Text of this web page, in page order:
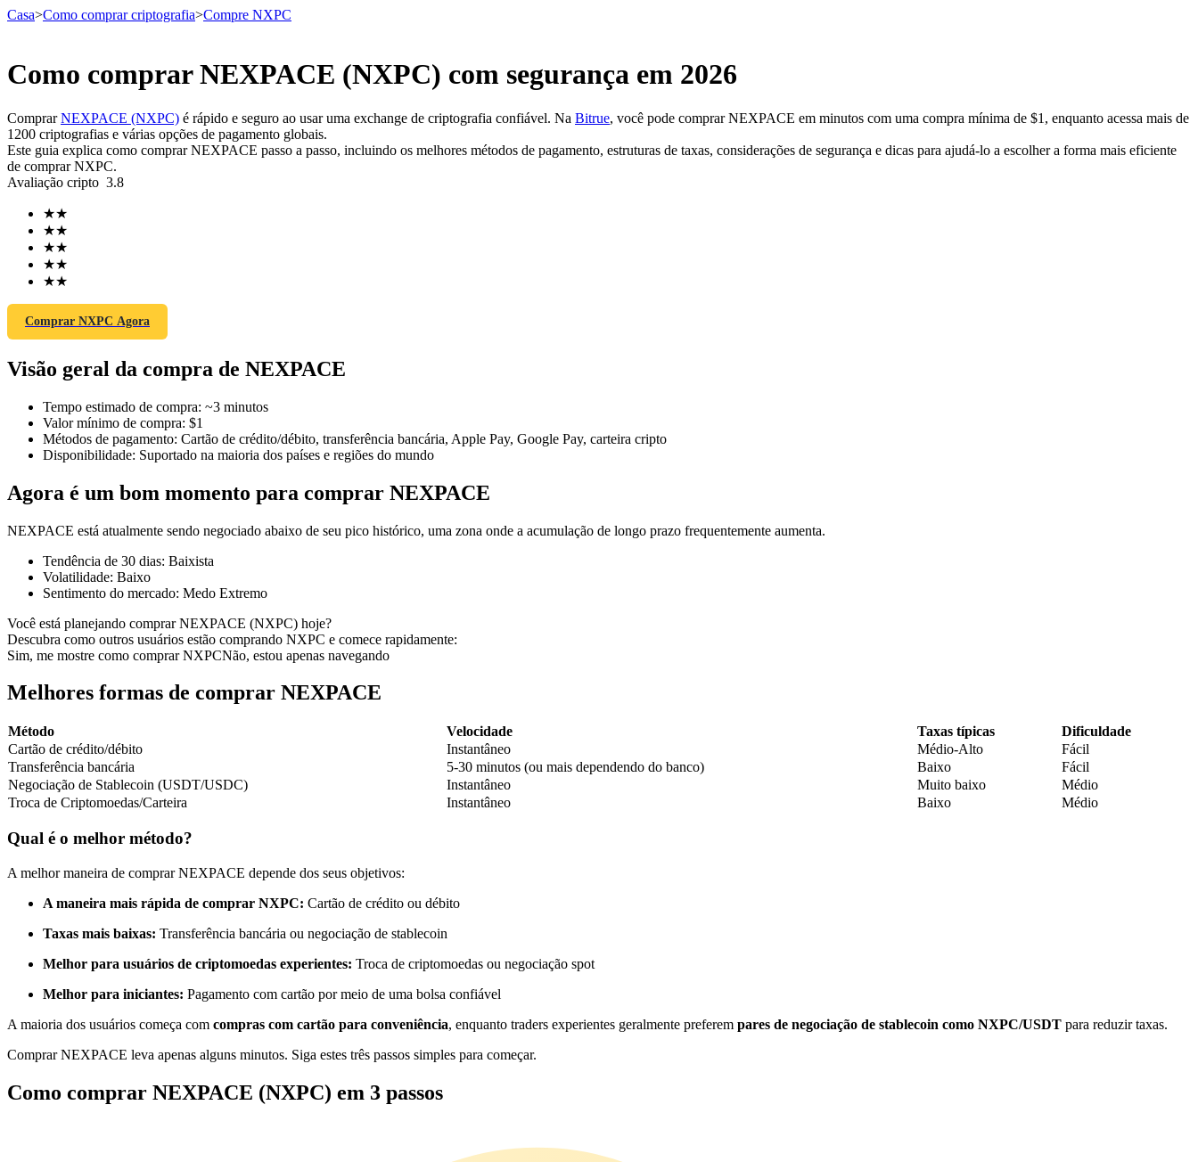
Futuros
Futuros de USDT
TradFi
Futuros de USDC
Copiar Trading
Junte-se aos principais traders
Casa>Como comprar criptografia>Compre NXPC
Como comprar NEXPACE (NXPC) com segurança em 2026
ComprarNEXPACE (NXPC) é rápido e seguro ao usar uma exchange de criptografia confiável. Na Bitrue, você pode comprar NEXPACE em minutos com uma compra mínima de $1, enquanto acessa mais de
1200 criptografias e várias opções de pagamento globais.
Este guia explica como comprar NEXPACE passo a passo, incluindo os melhores métodos de pagamento, estruturas de taxas, considerações de segurança e dicas para ajudá-lo a escolher a forma mais eficiente
de comprar NXPC.
Avaliação cripto 3.8
★★
★★
★★
★★
★★
Comprar NXPC Agora
Visão geral da compra de NEXPACE
Tempo estimado de compra: ~3 minutos
Valor mínimo de compra: $1
Métodos de pagamento: Cartão de crédito/débito, transferência bancária, Apple Pay, Google Pay, carteira cripto
Disponibilidade: Suportado na maioria dos países e regiões do mundo
Agora é um bom momento para comprar NEXPACE
NEXPACE está atualmente sendo negociado abaixo de seu pico histórico, uma zona onde a acumulação de longo prazo frequentemente aumenta.
Tendência de 30 dias: Baixista
Volatilidade: Baixo
Sentimento do mercado: Medo Extremo
Você está planejando comprar NEXPACE (NXPC) hoje?
Descubra como outros usuários estão comprando NXPC e comece rapidamente:
Sim, me mostre como comprar NXPCNão, estou apenas navegando
Melhores formas de comprar NEXPACE
Método Velocidade Taxas típicas
Dificuldade
Cartão de crédito/débito
Instantâneo Médio-Alto
Fácil
Transferência bancária
5-30 minutos (ou mais dependendo do banco) Baixo
Fácil
Negociação de Stablecoin (USDT/USDC)
Instantâneo Muito baixo
Médio
Troca de Criptomoedas/Carteira
Instantâneo Baixo Médio
Qual é o melhor método?
A melhor maneira de comprar NEXPACE depende dos seus objetivos:
A maneira mais rápida de comprar NXPC: Cartão de crédito ou débito
Taxas mais baixas: Transferência bancária ou negociação de stablecoin
Melhor para usuários de criptomoedas experientes: Troca de criptomoedas ou negociação spot
Melhor para iniciantes: Pagamento com cartão por meio de uma bolsa confiável
A maioria dos usuários começa com compras com cartão para conveniência, enquanto traders experientes geralmente preferem pares de negociação de stablecoin como NXPC/USDT para reduzir taxas.
Comprar NEXPACE leva apenas alguns minutos. Siga estes três passos simples para começar.
Como comprar NEXPACE (NXPC) em 3 passos